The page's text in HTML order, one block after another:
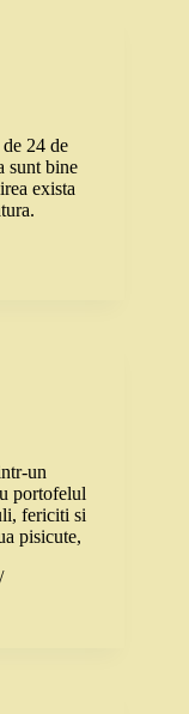
24 de
sunt bine
exista
un
portofelul
fericiti si
pisicute,